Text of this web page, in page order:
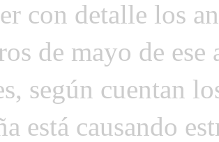
con detalle los
de mayo de
según cuentan
está causando